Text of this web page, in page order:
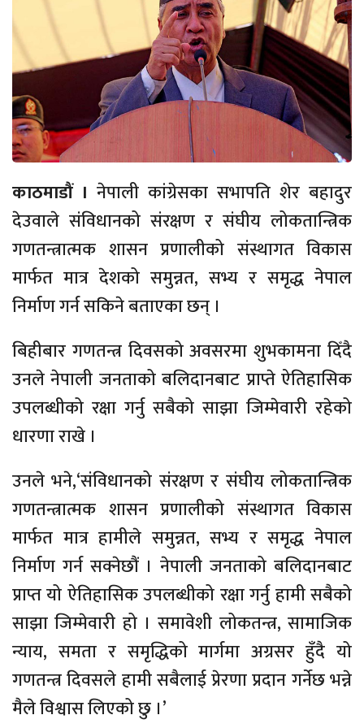
काठमाडौं । नेपाली कांग्रेसका सभापति शेर बहादुर
देउवाले संविधानको संरक्षण र संघीय लोकतान्त्रिक
गणतन्त्रात्मक शासन प्रणालीको संस्थागत विकास
मार्फत मात्र देशको समुन्नत, सभ्य र समृद्ध नेपाल
निर्माण गर्न सकिने बताएका छन् ।
बिहीबार गणतन्त्र दिवसको अवसरमा शुभकामना दिँदै
उनले नेपाली जनताको बलिदानबाट प्राप्ते ऐतिहासिक
उपलब्धीको रक्षा गर्नु सबैको साझा जिम्मेवारी रहेको
धारणा राखे ।
उनले भने,‘संविधानको संरक्षण र संघीय लोकतान्त्रिक
गणतन्त्रात्मक शासन प्रणालीको संस्थागत विकास
मार्फत मात्र हामीले समुन्नत, सभ्य र समृद्ध नेपाल
निर्माण गर्न सक्नेछौं । नेपाली जनताको बलिदानबाट
प्राप्त यो ऐतिहासिक उपलब्धीको रक्षा गर्नु हामी सबैको
साझा जिम्मेवारी हो । समावेशी लोकतन्त्र, सामाजिक
न्याय, समता र समृद्धिको मार्गमा अग्रसर हुँदै यो
गणतन्त्र दिवसले हामी सबैलाई प्रेरणा प्रदान गर्नेछ भन्ने
मैले विश्वास लिएको छु ।’